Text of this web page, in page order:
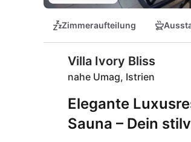
Zimmeraufteilung
Villa Ivory Bliss
nahe Umag, Istrien
Elegante
Sauna – Dein